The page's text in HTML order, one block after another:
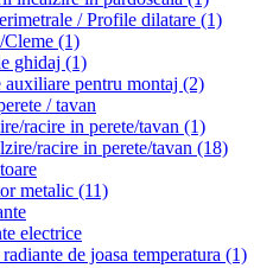
/ Profile dilatare (1)
(1)
ghidaj (1)
auxiliare pentru montaj (2)
/ tavan
racire in perete/tavan (1)
racire in perete/tavan (18)
metalic (11)
electrice
de joasa temperatura (1)